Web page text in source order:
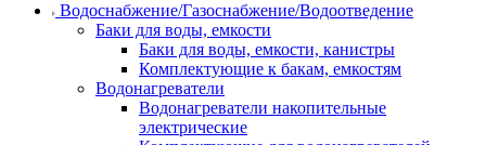
Водоснабжение/Газоснабжение/Водоотведение
Баки для воды, емкости
Баки для воды, емкости, канистры
Комплектующие к бакам, емкостям
Водонагреватели
Водонагреватели накопительные
электрические